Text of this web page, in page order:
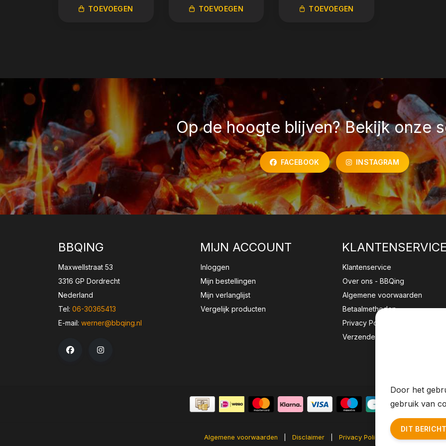
TOEVOEGEN TOEVOEGEN TOEVOEGEN
Op de hoogte blijven? Bekijk onze
FACEBOOK INSTAGRAM
BBQING
Maxwellstraat 53
3316 GP Dordrecht
Nederland
Tel: 06-30365413
E-mail: werner@bbqing.nl
MIJN ACCOUNT
Inloggen
Mijn bestellingen
Mijn verlanglijst
Vergelijk producten
KLANTENSERVICE
Klantenservice
Over ons - BBQing
Algemene voorwaarden
Betaalmethoden
Privacy Policy
Verzenden & retourneren
Algemene voorwaarden Disclaimer Privacy Policy Sitemap
Door het
gebruik van
DIT